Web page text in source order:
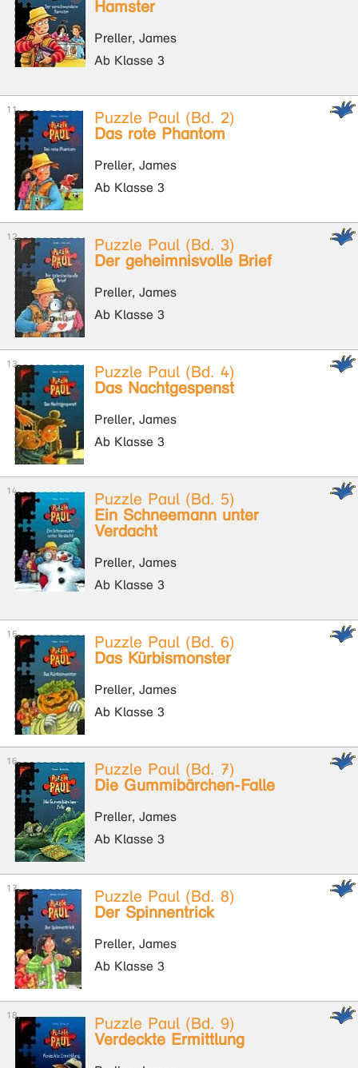
Hamster
Preller, James
Ab Klasse 3
Puzzle Paul (Bd. 2)
Das rote Phantom
Preller, James
Ab Klasse 3
Puzzle Paul (Bd. 3)
Der geheimnisvolle Brief
Preller, James
Ab Klasse 3
Puzzle Paul (Bd. 4)
Das Nachtgespenst
Preller, James
Ab Klasse 3
Puzzle Paul (Bd. 5)
Ein Schneemann unter
Verdacht
Preller, James
Ab Klasse 3
Puzzle Paul (Bd. 6)
Das Kürbismonster
Preller, James
Ab Klasse 3
Puzzle Paul (Bd. 7)
Die Gummibärchen-Falle
Preller, James
Ab Klasse 3
Puzzle Paul (Bd. 8)
Der Spinnentrick
Preller, James
Ab Klasse 3
Puzzle Paul (Bd. 9)
Verdeckte Ermittlung